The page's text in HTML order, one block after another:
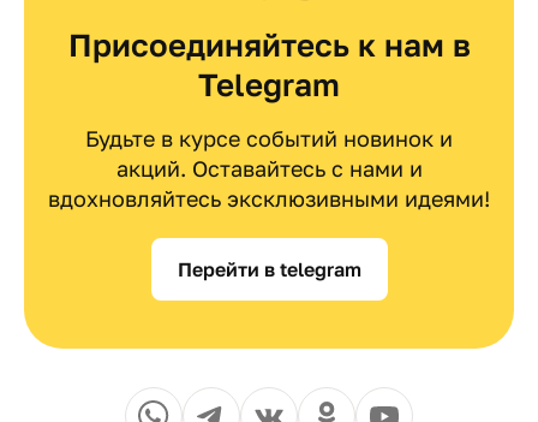
Присоединяйтесь к нам в
Telegram
Будьте в курсе событий новинок и
акций. Оставайтесь с нами и
вдохновляйтесь эксклюзивными идеями!
Перейти в telegram